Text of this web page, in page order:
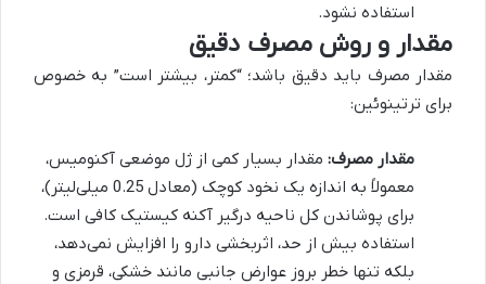
استفاده نشود.
مقدار و روش مصرف دقیق
مقدار مصرف باید دقیق باشد؛ “کمتر، بیشتر است” به خصوص
برای ترتینوئین:
مقدار مصرف: مقدار بسیار کمی از ژل موضعی آکنومیس،
معمولاً به اندازه یک نخود کوچک (معادل 0.25 میلی‌لیتر)،
برای پوشاندن کل ناحیه درگیر آکنه کیستیک کافی است.
استفاده بیش از حد، اثربخشی دارو را افزایش نمی‌دهد،
بلکه تنها خطر بروز عوارض جانبی مانند خشکی، قرمزی و